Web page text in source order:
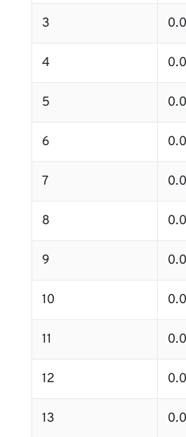
3
4
5
6
7
8
9
10
11
12
13